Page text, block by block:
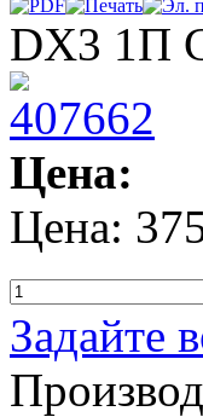
DX3 1П
Цена:
Цена:
Задайте